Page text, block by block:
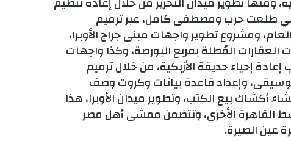
طلعت حرب ومصطفى كامل، عبر ترميم
ومشروع تطوير واجهات مبنى جراج الأوبرا،
المُطلة بمربع البورصة، وكذا واجهات
إعادة إحياء حديقة الأزبكية، من خلال ترميم
وإعداد قاعدة بيانات وكروت وصف
أكشاك بيع الكتب، وتطوير ميدان الأوبرا، هذا
القاهرة الأخرى، وتتضمن ممشى أهل مصر
عين الصيرة.